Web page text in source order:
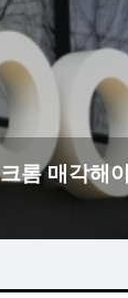
롬 매각해